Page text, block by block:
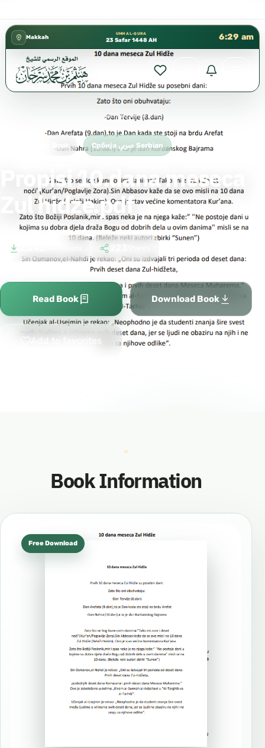
Makkah
UMM AL-QURA
23 Safar 1448 AH 6:29 am
Propisi 10.dana meseca Zul hidze.pdf
Free Islamic Book Србија صربي Serbian
Propisi 10.dana meseca
Zul hidze.pdf
Read Book Download Book
Add to favorites
Book Information
Free Download